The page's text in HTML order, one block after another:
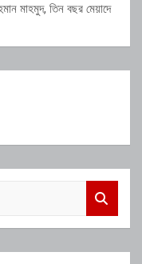
মাহমুদ, তিন বছর মেয়াদে